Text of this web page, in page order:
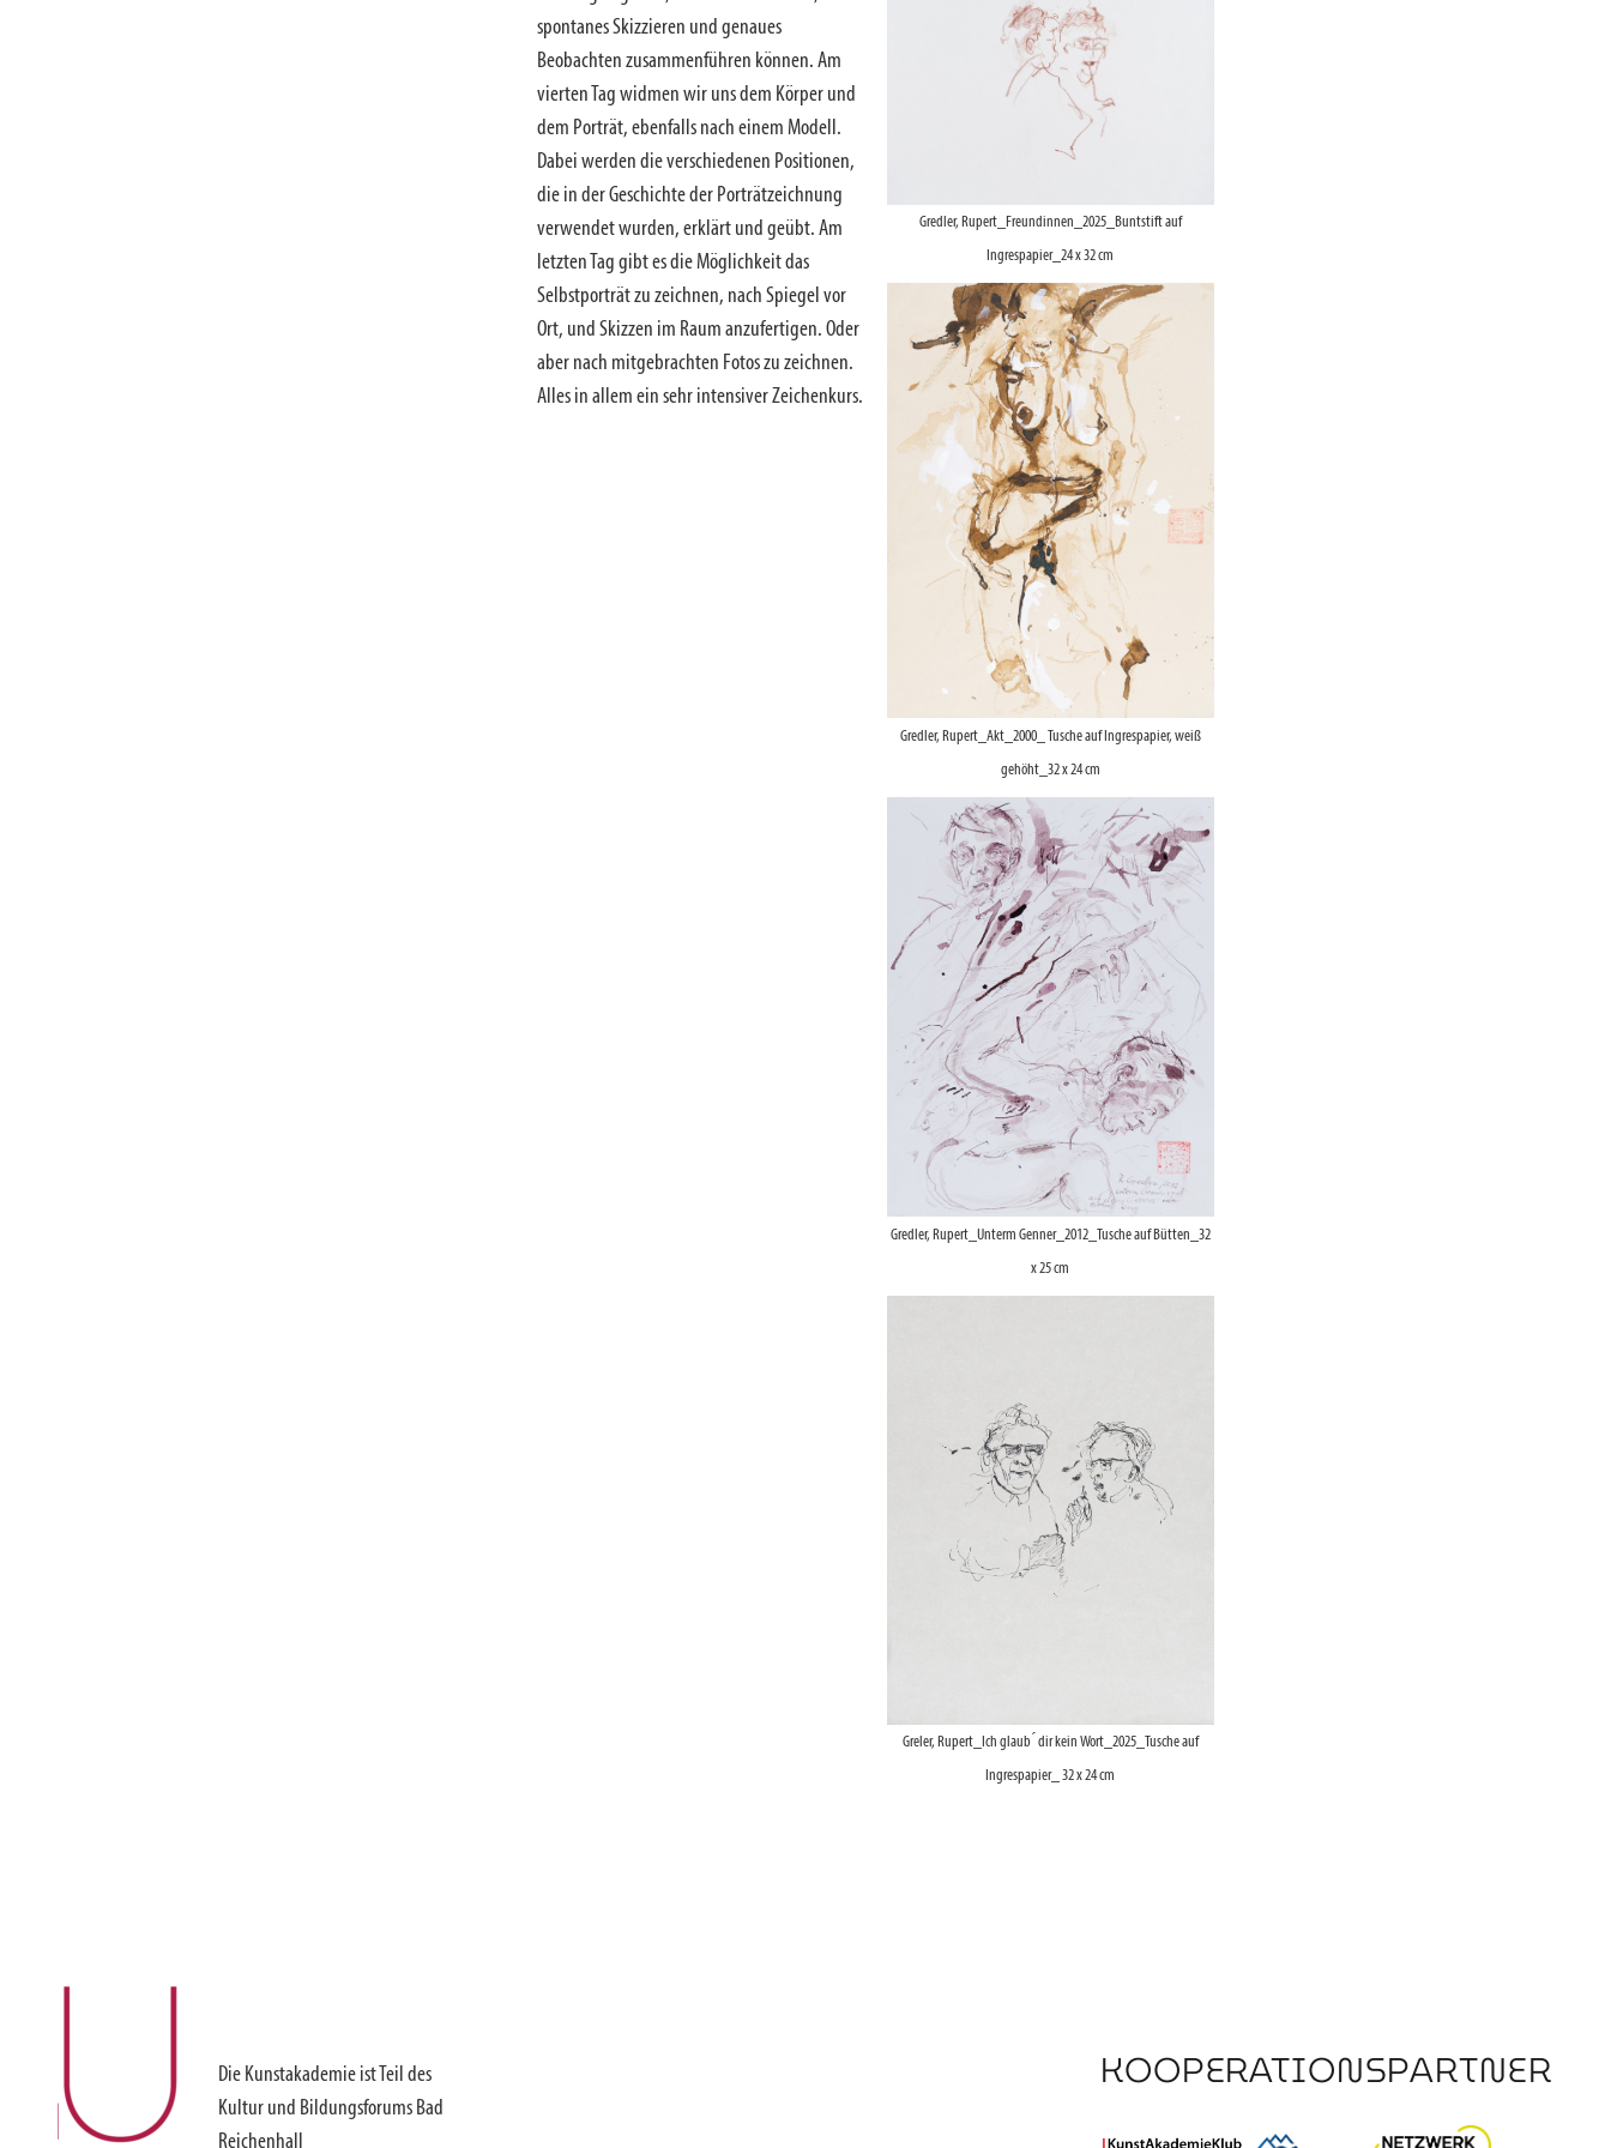
spontanes Skizzieren und genaues
Beobachten zusammenführen können. Am
vierten Tag widmen wir uns dem Körper und
dem Porträt, ebenfalls nach einem Modell.
Dabei werden die verschiedenen Positionen,
die in der Geschichte der Porträtzeichnung
verwendet wurden, erklärt und geübt. Am
letzten Tag gibt es die Möglichkeit das
Selbstporträt zu zeichnen, nach Spiegel vor
Ort, und Skizzen im Raum anzufertigen. Oder
aber nach mitgebrachten Fotos zu zeichnen.
Alles in allem ein sehr intensiver Zeichenkurs.
Gredler, Rupert_Freundinnen_2025_Buntstift auf
Ingrespapier_24 x 32 cm
Gredler, Rupert_Akt_2000_ Tusche auf Ingrespapier, weiß
gehöht_32 x 24 cm
Gredler, Rupert_Unterm Genner_2012_Tusche auf Bütten_32
x 25 cm
Greler, Rupert_Ich glaub ́ dir kein Wort_2025_Tusche auf
Ingrespapier_ 32 x 24 cm
Die Kunstakademie ist Teil des
Kultur und Bildungsforums Bad
Reichenhall
KOOPERATIONSPARTNER